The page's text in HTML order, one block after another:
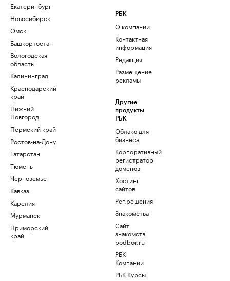
Екатеринбург
Новосибирск
Омск
Башкортостан
Вологодская
область
Калининград
Краснодарский
край
Нижний
Новгород
Пермский край
Ростов-на-Дону
Татарстан
Тюмень
Черноземье
Кавказ
Карелия
Мурманск
Приморский
край
РБК
О компании
Контактная
информация
Редакция
Размещение
рекламы
Другие
продукты
РБК
Облако для
бизнеса
Корпоративный
регистратор
доменов
Хостинг
сайтов
Рег.решения
Знакомства
Сайт
знакомств
podbor.ru
РБК
Компании
РБК Курсы